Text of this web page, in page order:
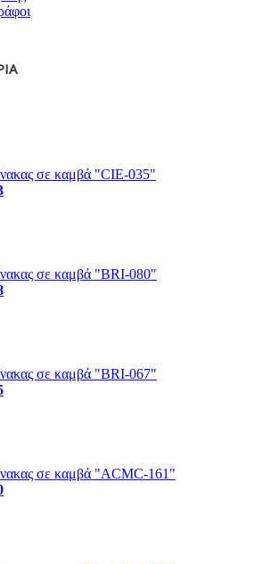
σε καμβά "CIE-035"
σε καμβά "BRI-080"
σε καμβά "BRI-067"
σε καμβά "ACMC-161"